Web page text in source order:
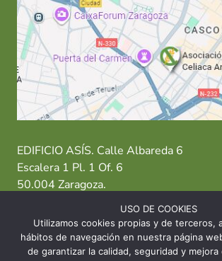
EDIFICIO ASÍS. Calle Albareda 6
Escalera 1 Pl. 1 Of. 6
50.004 Zaragoza.
T: 976 484 949 M: 635 638 563
Sede Zaragoza·Sede Huesca· Sede
USO DE COOKIES
Utilizamos cookies propias y de terceros,
hábitos de navegación en nuestra página
de garantizar la calidad, seguridad y